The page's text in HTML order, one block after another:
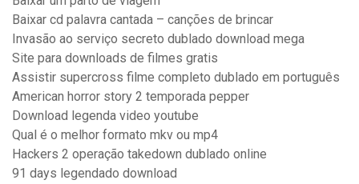
Baixar cd palavra cantada – canções de brincar
Invasão ao serviço secreto dublado download mega
Site para downloads de filmes gratis
Assistir supercross filme completo dublado em português
American horror story 2 temporada pepper
Download legenda video youtube
Qual é o melhor formato mkv ou mp4
Hackers 2 operação takedown dublado online
91 days legendado download